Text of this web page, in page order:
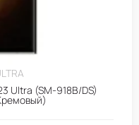
Ultra (SM-918B/DS)